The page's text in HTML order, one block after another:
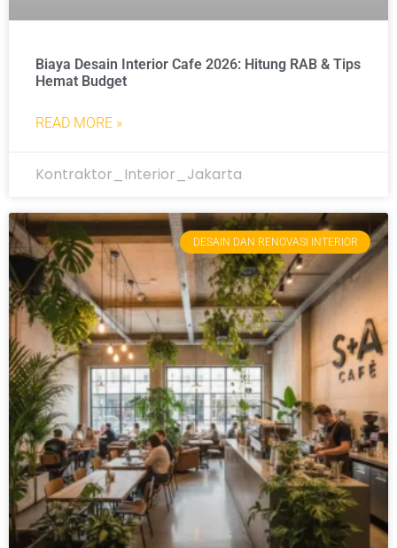
Biaya Desain Interior Cafe 2026: Hitung RAB & Tips
Hemat Budget
READ MORE »
Kontraktor_Interior_Jakarta
DESAIN DAN RENOVASI INTERIOR